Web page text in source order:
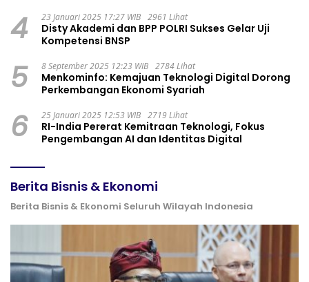
4 23 Januari 2025 17:27 WIB 2961 Lihat
Disty Akademi dan BPP POLRI Sukses Gelar Uji
Kompetensi BNSP
5 8 September 2025 12:23 WIB 2784 Lihat
Menkominfo: Kemajuan Teknologi Digital Dorong
Perkembangan Ekonomi Syariah
6 25 Januari 2025 12:53 WIB 2719 Lihat
RI-India Pererat Kemitraan Teknologi, Fokus
Pengembangan AI dan Identitas Digital
Berita Bisnis & Ekonomi
Berita Bisnis & Ekonomi Seluruh Wilayah Indonesia